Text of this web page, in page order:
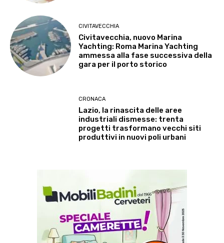
CIVITAVECCHIA
Civitavecchia, nuovo Marina
Yachting: Roma Marina Yachting
ammessa alla fase successiva della
gara per il porto storico
CRONACA
Lazio, la rinascita delle aree
industriali dismesse: trenta
progetti trasformano vecchi siti
produttivi in nuovi poli urbani